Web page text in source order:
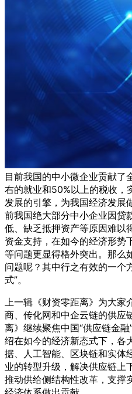
目前我国的中小微企业贡献了
右的就业和50%以上的税收，
发展的引擎，为我国经济发展
前我国绝大部分中小企业因贷
低、缺乏抵押资产等原因难以
资金支持，在如今的经济形势
等问题更显得格外突出。那么
问题呢？其中行之有效的一个
式”。
上一辑《财资零距离》为大
商、传化网和中企云链的供应
离》继续聚焦中国“供应链金
绍在如今的经济新态式下，各
据、人工智能、区块链和实体
业的转型升级，解决供应链上
推动供给侧结构性改革，支撑